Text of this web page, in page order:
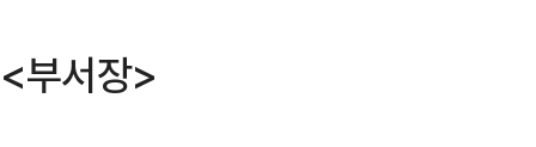
<부서장>